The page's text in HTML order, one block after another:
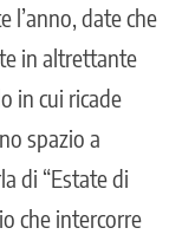
l’anno, date che
in altrettante
in cui ricade
spazio a
di “Estate di
che intercorre